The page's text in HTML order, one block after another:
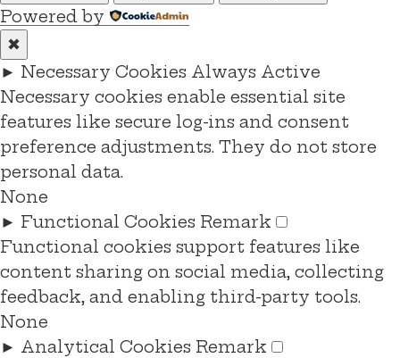
Powered by
✖
► Necessary Cookies Always Active
Necessary cookies enable essential site
features like secure log-ins and consent
preference adjustments. They do not store
personal data.
None
► Functional Cookies Remark
Functional cookies support features like
content sharing on social media, collecting
feedback, and enabling third-party tools.
None
► Analytical Cookies Remark